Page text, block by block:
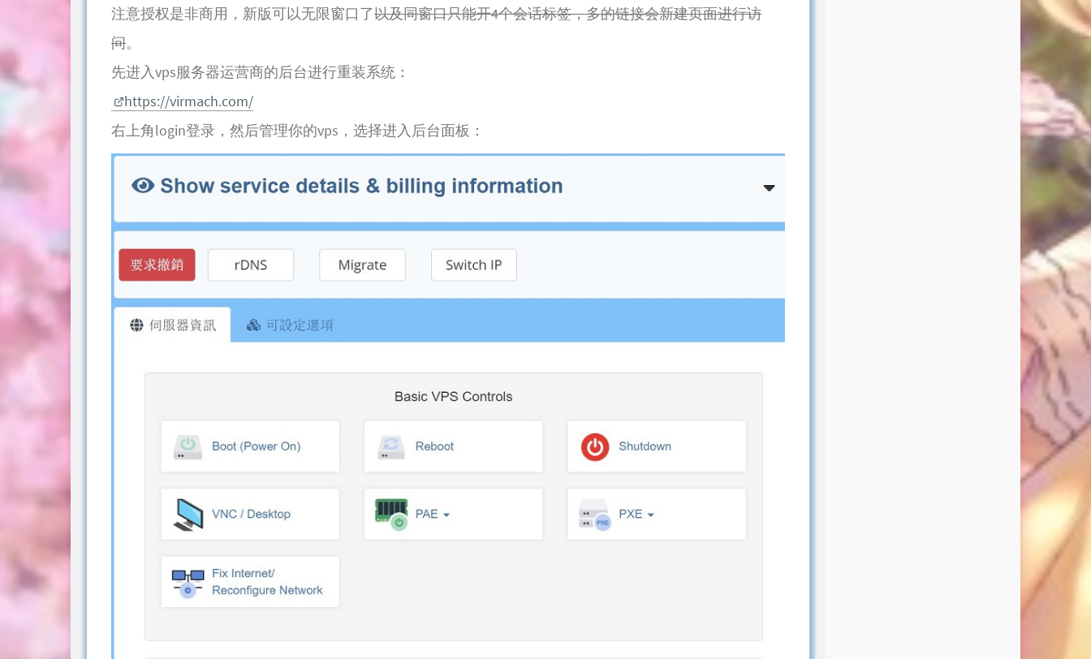
注意授权是非商用，新版可以无限窗口了以及同窗口只能开4个会话标签，多的链接会新建页面进行访
问。
先进入vps服务器运营商的后台进行重装系统：
https://virmach.com/
右上角login登录，然后管理你的vps，选择进入后台面板：